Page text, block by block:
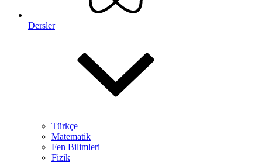
Dersler
Türkçe
Matematik
Fen Bilimleri
Fizik